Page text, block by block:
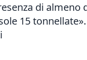
di almeno
15